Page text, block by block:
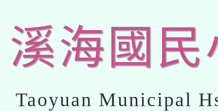
溪海國民
Taoyuan Municipal